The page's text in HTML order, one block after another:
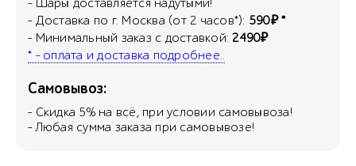
- Доставка по г. Москва (от 2 часов*): 590₽ *
- Минимальный заказ с доставкой:2490₽
* - оплата и доставка подробнее..
Самовывоз:
- Скидка 5% на всё, при условии самовывоза!
- Любая сумма заказа при самовывозе!